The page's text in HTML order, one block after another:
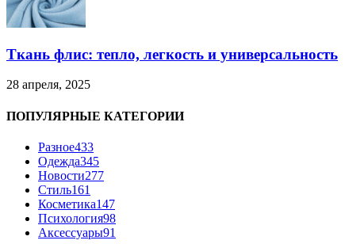
Ткань флис: тепло, легкость и универсальность
28 апреля, 2025
ПОПУЛЯРНЫЕ КАТЕГОРИИ
Разное433
Одежда345
Новости277
Стиль161
Косметика147
Психология98
Аксессуары91